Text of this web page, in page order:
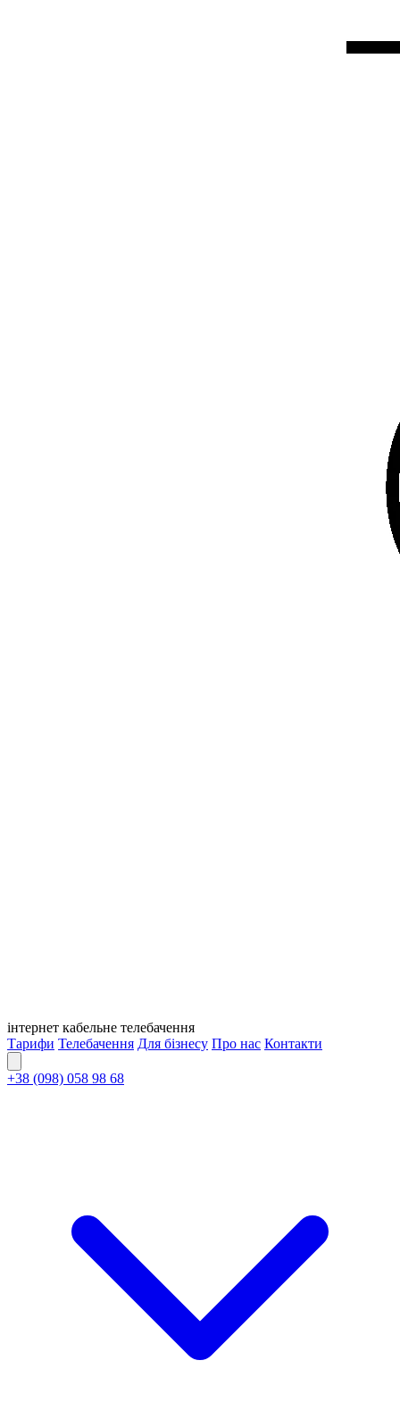
інтернет кабельне телебачення
Тарифи Телебачення Для бізнесу Про нас Контакти
+38 (098) 058 98 68